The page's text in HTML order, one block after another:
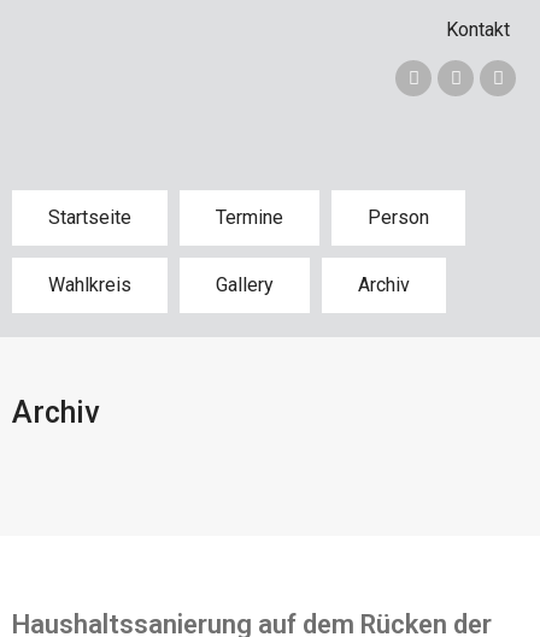
Kontakt
Startseite Termine Person
Wahlkreis Gallery Archiv
Archiv
Haushaltssanierung auf dem Rücken der